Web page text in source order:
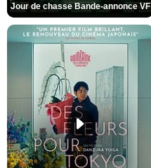
Jour de chasse Bande-annonce VF